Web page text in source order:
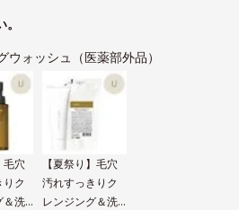
ォッシュ（医薬部外品）
毛穴
ク
＆洗
【夏祭り】毛穴
汚れすっきりク
レンジング＆洗